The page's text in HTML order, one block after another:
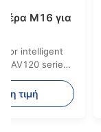
M16 για
intelligent
series
close to
s air velocity.
τιμή